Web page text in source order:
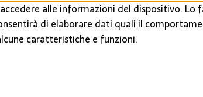
alle informazioni del dispositivo.
di elaborare dati quali il
caratteristiche e funzioni.